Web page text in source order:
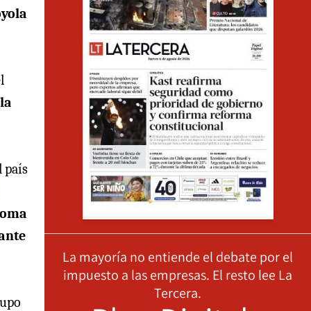
país
La mayoría no entiende el debate por el
impuesto a las empresas. El resto lee La
Tercera.